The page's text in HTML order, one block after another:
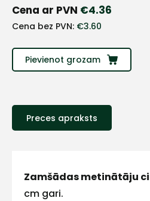
Cena ar PVN €4.36
Cena bez PVN: €3.60
Pievienot grozam
Preces apraksts
Zamšādas metinātāju
cm gari.
+